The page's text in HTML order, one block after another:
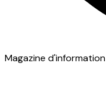
Magazine d'information